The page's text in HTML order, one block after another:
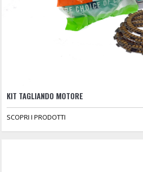
KIT TAGLIANDO MOTORE
SCOPRI I PRODOTTI